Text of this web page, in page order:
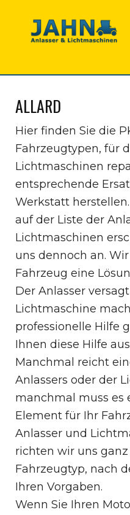
ALLARD
Hier finden Sie die
Fahrzeugtypen, für
Lichtmaschinen
entsprechende
Werkstatt
auf der Liste der
Lichtmaschinen
uns dennoch an.
Fahrzeug eine
Der Anlasser
Lichtmaschine
professionelle Hilfe
Ihnen diese Hilfe
Manchmal reicht
Anlassers oder der
manchmal muss es
Element für Ihr
Anlasser und
richten wir uns
Fahrzeugtyp, nach
Ihren Vorgaben.
Wenn Sie Ihren